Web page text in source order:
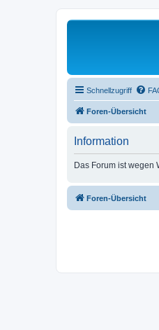
Schnellzugriff
Foren-Übersicht
Information
Das Forum ist wegen
Foren-Übersicht